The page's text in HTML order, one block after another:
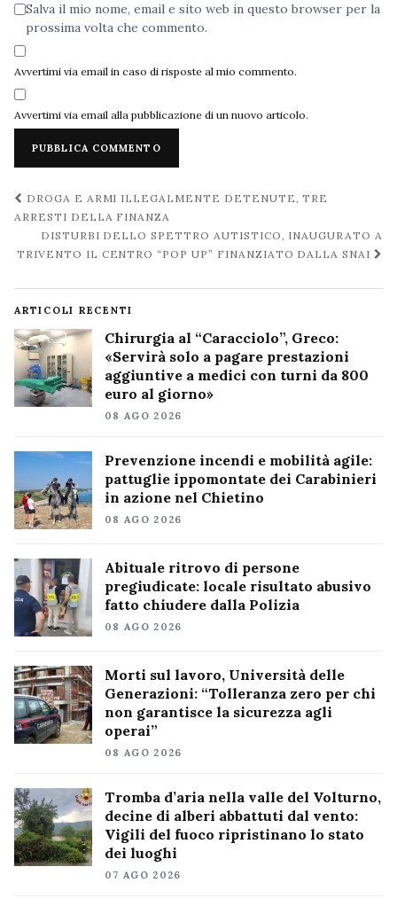
Salva il mio nome, email e sito web in questo browser per la
prossima volta che commento.
Avvertimi via email in caso di risposte al mio commento.
Avvertimi via email alla pubblicazione di un nuovo articolo.
Navigazione
post
DROGA E ARMI ILLEGALMENTE DETENUTE, TRE
ARRESTI DELLA FINANZA
DISTURBI DELLO SPETTRO AUTISTICO, INAUGURATO A
TRIVENTO IL CENTRO “POP UP” FINANZIATO DALLA SNAI
ARTICOLI RECENTI
Chirurgia al “Caracciolo”, Greco:
«Servirà solo a pagare prestazioni
aggiuntive a medici con turni da 800
euro al giorno»
08 AGO 2026
Prevenzione incendi e mobilità agile:
pattuglie ippomontate dei Carabinieri
in azione nel Chietino
08 AGO 2026
Abituale ritrovo di persone
pregiudicate: locale risultato abusivo
fatto chiudere dalla Polizia
08 AGO 2026
Morti sul lavoro, Università delle
Generazioni: “Tolleranza zero per chi
non garantisce la sicurezza agli
operai”
08 AGO 2026
Tromba d’aria nella valle del Volturno,
decine di alberi abbattuti dal vento:
Vigili del fuoco ripristinano lo stato
dei luoghi
07 AGO 2026